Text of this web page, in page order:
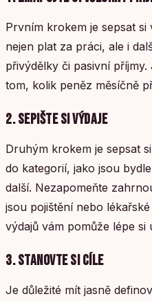
Prvním krokem je sepsat
nejen plat za práci, ale i
přivýdělky či pasivní
tom, kolik peněz měsíčně
2. SEPIŠTE SI VÝDAJE
Druhým krokem je sepsat
do kategorií, jako jsou
další. Nezapomeňte
jsou pojištění nebo
výdajů vám pomůže lépe si
3. STANOVTE SI CÍLE
Je důležité mít jasně